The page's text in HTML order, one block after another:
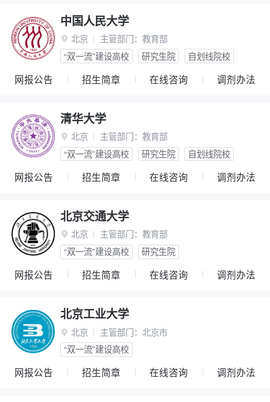
中国人民大学
 北京 主管部门： 教育部
“双一流”建设高校
研究生院 自划线院校
网报公告 招生简章 在线咨询 调剂办法
清华大学
 北京 主管部门： 教育部
“双一流”建设高校
研究生院 自划线院校
网报公告 招生简章 在线咨询 调剂办法
北京交通大学
 北京 主管部门： 教育部
“双一流”建设高校
研究生院
网报公告 招生简章 在线咨询 调剂办法
北京工业大学
 北京 主管部门： 北京市
“双一流”建设高校
网报公告 招生简章 在线咨询 调剂办法